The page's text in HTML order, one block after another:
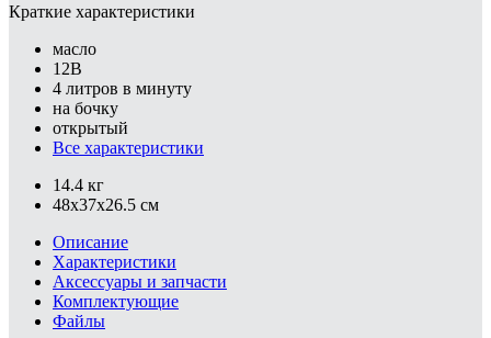
Краткие характеристики
масло
12В
4 литров в минуту
на бочку
открытый
Все характеристики
14.4 кг
48x37x26.5 см
Описание
Характеристики
Аксессуары и запчасти
Комплектующие
Файлы